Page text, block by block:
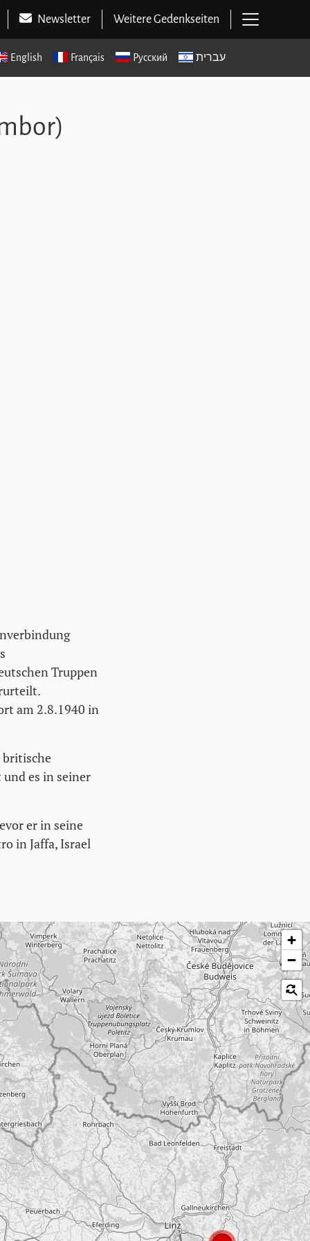
Newsletter Weitere Gedenkseiten
English Français Русский עברית
Truppen
am 2.8.1940 in
britische
und es in seiner
er in seine
in Jaffa, Israel